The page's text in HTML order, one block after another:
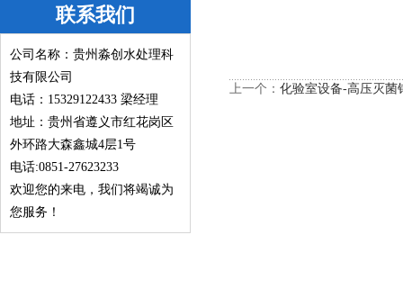
联系我们
公司名称：贵州淼创水处理科
技有限公司
电话：15329122433 梁经理
地址：贵州省遵义市红花岗区
外环路大森鑫城4层1号
电话:0851-27623233
欢迎您的来电，我们将竭诚为
您服务！
上一个： 化验室设备-高压灭菌